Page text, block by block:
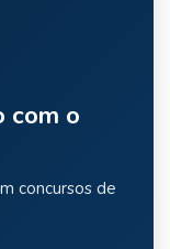
com o
concursos de